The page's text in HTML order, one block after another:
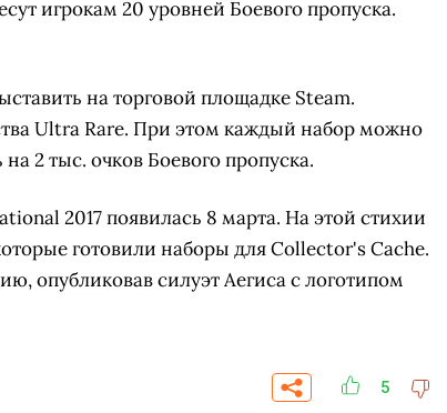
игрокам 20 уровней Боевого пропуска.
на торговой площадке Steam.
Ultra Rare. При этом каждый набор можно
2 тыс. очков Боевого пропуска.
2017 появилась 8 марта. На этой стихии
готовили наборы для Collector's Cache.
опубликовав силуэт Аегиса с логотипом
5